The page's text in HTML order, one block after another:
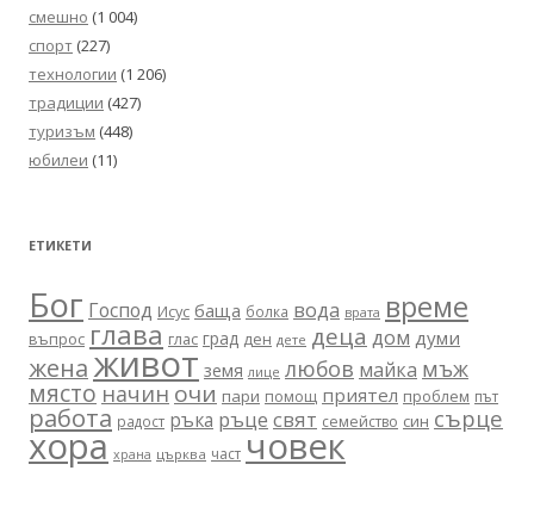
смешно (1 004)
спорт (227)
технологии (1 206)
традиции (427)
туризъм (448)
юбилеи (11)
ЕТИКЕТИ
Бог Господ Исус баща болка вода врата време
въпрос глава глас град ден дете деца дом думи
женаживот земя лице любов майка мъж
място начин очи пари помощ приятел проблем път
работа радост ръка ръце свят семейство син сърце
хора храна църква част човек